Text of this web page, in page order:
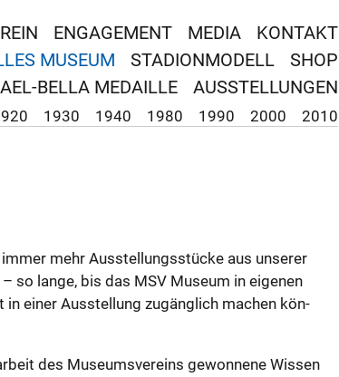
ENGAGEMENT MEDIA
KONTAKT
MUSEUM
STADIONMODELL
SHOP
BELLA MEDAILLE
AUSSTELLUNGEN
1930 1940 1980 1990 2000 2010
mehr Aus­s­tel­lungs­stücke aus un­se­rer
so lange, bis das MSV Mu­se­um in ei­ge­nen
in einer Aus­s­tel­lung zu­gäng­lich ma­chen kön­
des Mu­se­ums­ver­eins ge­won­ne­ne Wis­sen